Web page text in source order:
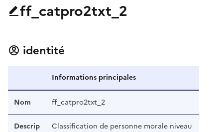
ff_catpro2txt_2
identité
Informations principales
Nom ff_catpro2txt_2
Descrip
Classification de personne morale niveau